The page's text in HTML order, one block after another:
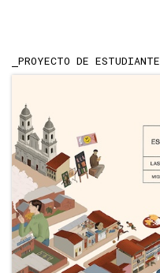
PROYECTO DE ESTUDIANTE